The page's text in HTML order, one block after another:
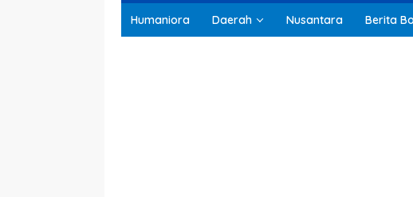
Humaniora Daerah Nusantara Berita